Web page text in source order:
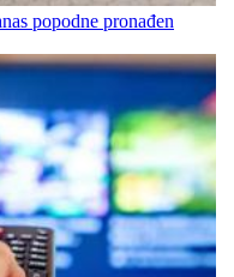
popodne pronađen